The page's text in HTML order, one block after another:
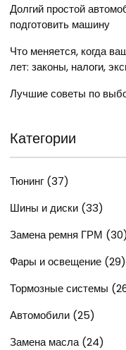
Долгий простой
подготовить машину
Что меняется, когда
лет: законы, налоги,
Лучшие советы по
Категории
Тюнинг (37)
Шины и диски (33)
Замена ремня ГРМ (30)
Фары и освещение (29)
Тормозные системы
Автомобили (25)
Замена масла(24)